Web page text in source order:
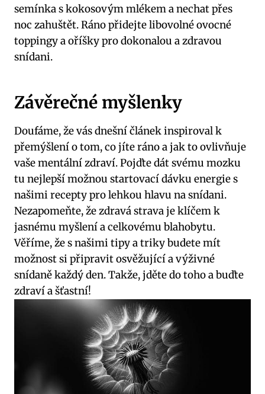
semínka s kokosovým mlékem a nechat přes
noc zahuštět. Ráno přidejte libovolné ovocné
toppingy a oříšky pro dokonalou a zdravou
snídani.
Závěrečné myšlenky
Doufáme, že vás dnešní článek inspiroval k
přemýšlení o tom, co jíte ráno a jak to ovlivňuje
vaše mentální zdraví. Pojďte dát svému mozku
tu nejlepší možnou startovací dávku energie s
našimi recepty pro lehkou hlavu na snídani.
Nezapomeňte, že zdravá strava je klíčem k
jasnému myšlení a celkovému blahobytu.
Věříme, že s našimi tipy a triky budete mít
možnost si připravit osvěžující a výživné
snídaně každý den. Takže, jděte do toho a buďte
zdraví a šťastní!